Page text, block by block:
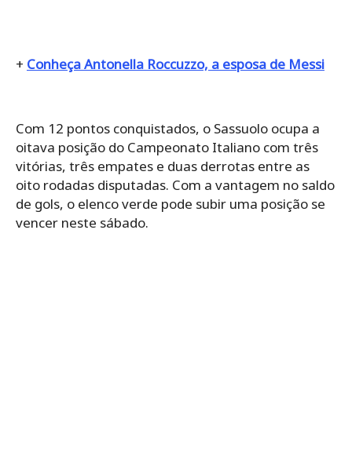
+ Conheça Antonella Roccuzzo, a esposa de Messi
Com 12 pontos conquistados, o Sassuolo ocupa a
oitava posição do Campeonato Italiano com três
vitórias, três empates e duas derrotas entre as
oito rodadas disputadas. Com a vantagem no saldo
de gols, o elenco verde pode subir uma posição se
vencer neste sábado.